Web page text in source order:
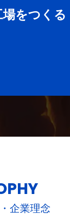
をつくる
企業理念